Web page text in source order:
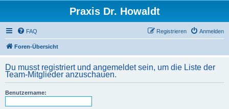
Praxis Dr. Howaldt
FAQ Anmelden
Registrieren
Foren-Übersicht
Du musst registriert und angemeldet sein, um die Liste der
Team-Mitglieder anzuschauen.
Benutzername: